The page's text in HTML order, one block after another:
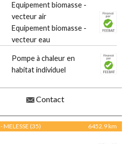
Equipement biomasse -
vecteur air
Equipement biomasse -
vecteur eau
Pompe à chaleur en
habitat individuel
Contact
- MELESSE (35) 6452.9 km